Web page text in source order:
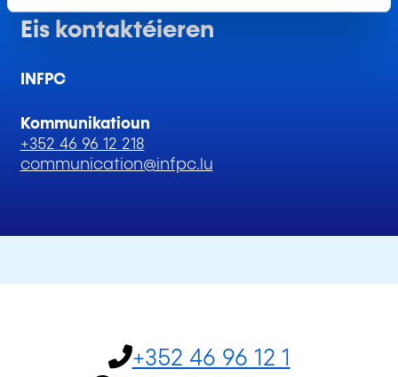
Eis kontaktéieren
INFPC
Kommunikatioun
+352 46 96 12 218
communication@infpc.lu
+352 46 96 12 1